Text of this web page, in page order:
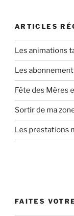
ARTICLES
Les animations
Les
Fête des Mères
Sortir de ma
Les prestations
FAITES